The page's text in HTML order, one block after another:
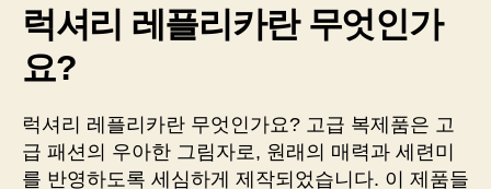
럭셔리 레플리카란 무엇인가
요?
럭셔리 레플리카란 무엇인가요? 고급 복제품은 고
급 패션의 우아한 그림자로, 원래의 매력과 세련미
를 반영하도록 세심하게 제작되었습니다. 이 제품들